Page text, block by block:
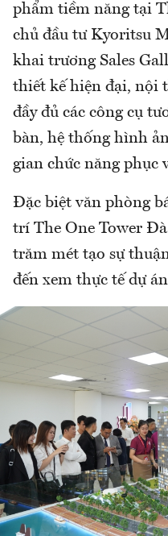
phẩm tiềm năng tại
chủ đầu tư Kyoritsu
khai trương Sales
thiết kế hiện đại, nội
đầy đủ các công cụ
bàn, hệ thống hình
gian chức năng phục
Đặc biệt văn phòng
trí The One Tower
trăm mét tạo sự
đến xem thực tế dự